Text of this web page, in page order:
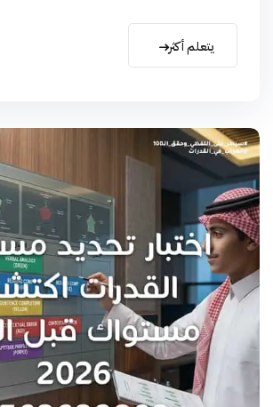
يتعلم أكثر